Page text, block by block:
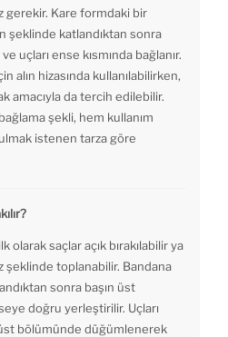
gerekir. Kare formdaki bir
şeklinde katlandıktan sonra
uçları ense kısmında bağlanır.
alın hizasında kullanılabilirken,
amacıyla da tercih edilebilir.
şekli, hem kullanım
istenen tarza göre
olarak saçlar açık bırakılabilir ya
şeklinde toplanabilir. Bandana
sonra başın üst
doğru yerleştirilir. Uçları
bölümünde düğümlenerek